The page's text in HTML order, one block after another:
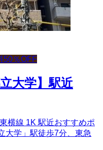
50％OFF
大学】駅近
横線 1K 駅近おすすめポ
学」駅徒歩7分、東急